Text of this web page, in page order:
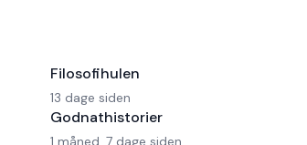
Filosofihulen
13 dage siden
Godnathistorier
1 måned, 7 dage siden